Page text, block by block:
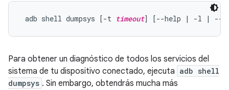
adb shell dumpsys [-t timeout] [--help | -l | --
Para obtener un diagnóstico de todos los servicios del
sistema de tu dispositivo conectado, ejecuta adb shell
dumpsys . Sin embargo, obtendrás mucha más